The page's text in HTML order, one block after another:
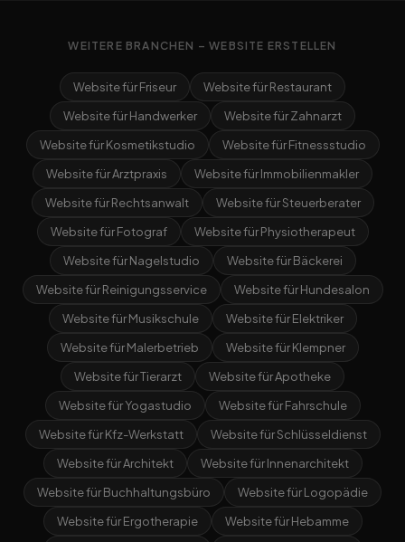
WEITERE BRANCHEN – WEBSITE ERSTELLEN
Website für Friseur
Website für Restaurant
Website für Handwerker
Website für Zahnarzt
Website für Kosmetikstudio
Website für Fitnessstudio
Website für Arztpraxis
Website für Immobilienmakler
Website für Rechtsanwalt
Website für Steuerberater
Website für Fotograf
Website für Physiotherapeut
Website für Nagelstudio
Website für Bäckerei
Website für Reinigungsservice
Website für Hundesalon
Website für Musikschule
Website für Elektriker
Website für Malerbetrieb
Website für Klempner
Website für Tierarzt
Website für Apotheke
Website für Yogastudio
Website für Fahrschule
Website für Kfz-Werkstatt
Website für Schlüsseldienst
Website für Architekt
Website für Innenarchitekt
Website für Buchhaltungsbüro
Website für Logopädie
Website für Ergotherapie
Website für Hebamme